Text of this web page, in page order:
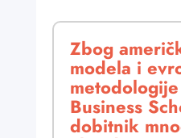
Zbog
modela i
Business
dobitnik